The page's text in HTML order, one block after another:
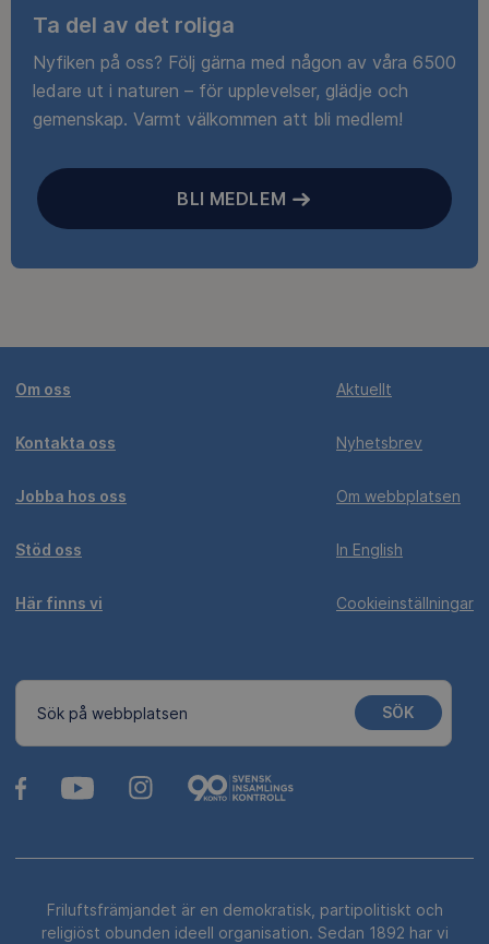
Ta del av det roliga
Nyfiken på oss? Följ gärna med någon av våra 6500
ledare ut i naturen – för upplevelser, glädje och
gemenskap. Varmt välkommen att bli medlem!
BLI MEDLEM
Om oss
Kontakta oss
Jobba hos oss
Stöd oss
Här finns vi
Aktuellt
Nyhetsbrev
Om webbplatsen
In English
Cookieinställningar
Sök på webbplatsen SÖK
Friluftsfrämjandet är en demokratisk, partipolitiskt och
religiöst obunden ideell organisation. Sedan 1892 har vi